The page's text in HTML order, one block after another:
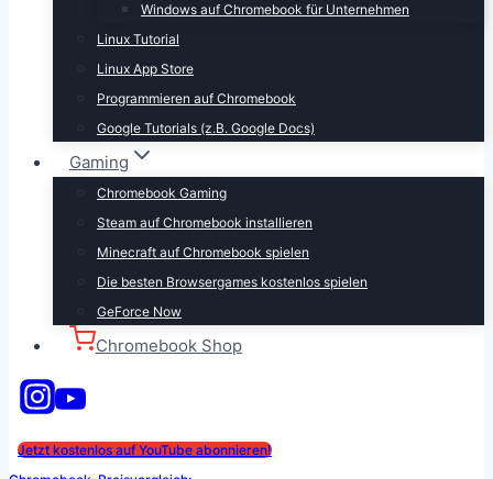
Windows auf Chromebook für Unternehmen
Linux Tutorial
Linux App Store
Programmieren auf Chromebook
Google Tutorials (z.B. Google Docs)
Gaming
Chromebook Gaming
Steam auf Chromebook installieren
Minecraft auf Chromebook spielen
Die besten Browsergames kostenlos spielen
GeForce Now
Chromebook Shop
Jetzt kostenlos auf YouTube abonnieren!